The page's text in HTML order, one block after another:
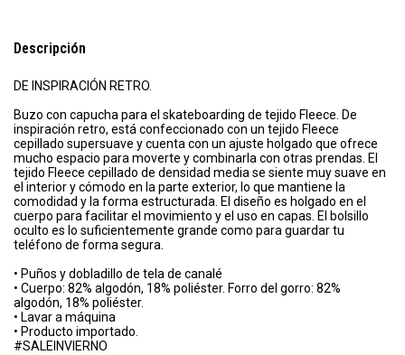
Descripción
DE INSPIRACIÓN RETRO.
Buzo con capucha para el skateboarding de tejido Fleece. De
inspiración retro, está confeccionado con un tejido Fleece
cepillado supersuave y cuenta con un ajuste holgado que ofrece
mucho espacio para moverte y combinarla con otras prendas. El
tejido Fleece cepillado de densidad media se siente muy suave en
el interior y cómodo en la parte exterior, lo que mantiene la
comodidad y la forma estructurada. El diseño es holgado en el
cuerpo para facilitar el movimiento y el uso en capas. El bolsillo
oculto es lo suficientemente grande como para guardar tu
teléfono de forma segura.
• Puños y dobladillo de tela de canalé
• Cuerpo: 82% algodón, 18% poliéster. Forro del gorro: 82%
algodón, 18% poliéster.
• Lavar a máquina
• Producto importado.
#SALEINVIERNO